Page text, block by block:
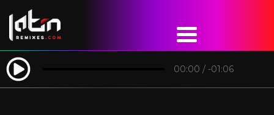
00:00 / -01:06